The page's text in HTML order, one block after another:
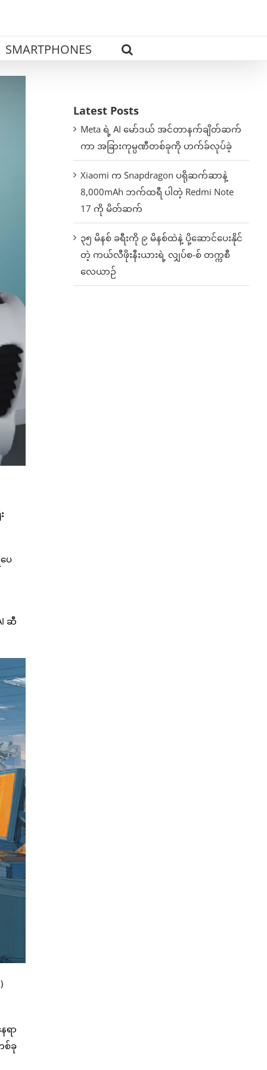
SMARTPHONES
ေ
ဆီ
ရာ
စ်ခု
Latest Posts
Meta ရဲ့ AI မော်ဒယ် အင်တာနက်ချိတ်ဆက်
ကာ အခြားကုမ္ပဏီတစ်ခုကို ဟက်ခ်လုပ်ခဲ့
Xiaomi က Snapdragon ပရိုဆက်ဆာနဲ့
8,000mAh ဘက်ထရီ ပါတဲ့ Redmi Note
17 ကို မိတ်ဆက်
၃၅ မိနစ် ခရီးကို ၉ မိနစ်ထဲနဲ့ ပို့ဆောင်ပေးနိုင်
တဲ့ ကယ်လီဖိုးနီးယားရဲ့ လျှပ်စ-စ် တက္ကစီ
လေယာဉ်